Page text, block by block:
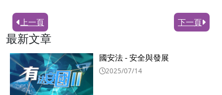
上一頁 下一頁
最新文章
國安法 - 安全與發展
2025/07/14